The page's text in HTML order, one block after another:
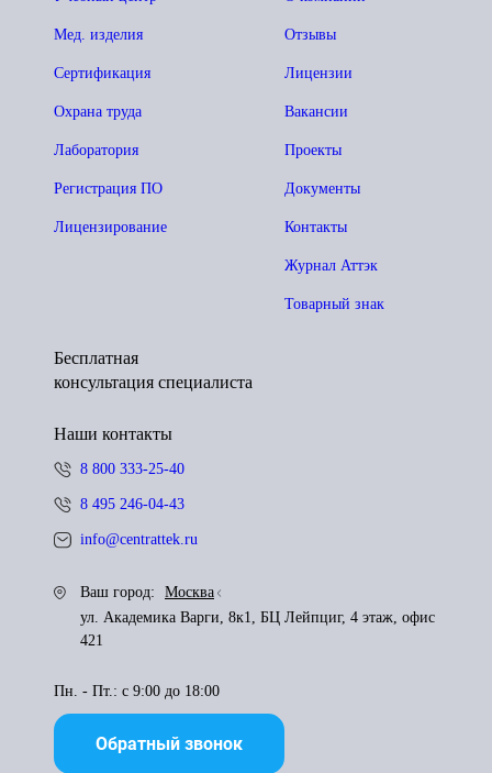
Отзывы
Лицензии
Вакансии
Проекты
Документы
Контакты
Журнал Аттэк
Товарный знак
Мед. изделия
Сертификация
Охрана труда
Лаборатория
Регистрация ПО
Лицензирование
Бесплатная
консультация специалиста
Наши контакты
8 800 333-25-40
8 495 246-04-43
info@centrattek.ru
Ваш город:
Москва
ул. Академика Варги, 8к1, БЦ Лейпциг, 4 этаж, офис
421
Пн. - Пт.: с 9:00 до 18:00
Обратный звонок